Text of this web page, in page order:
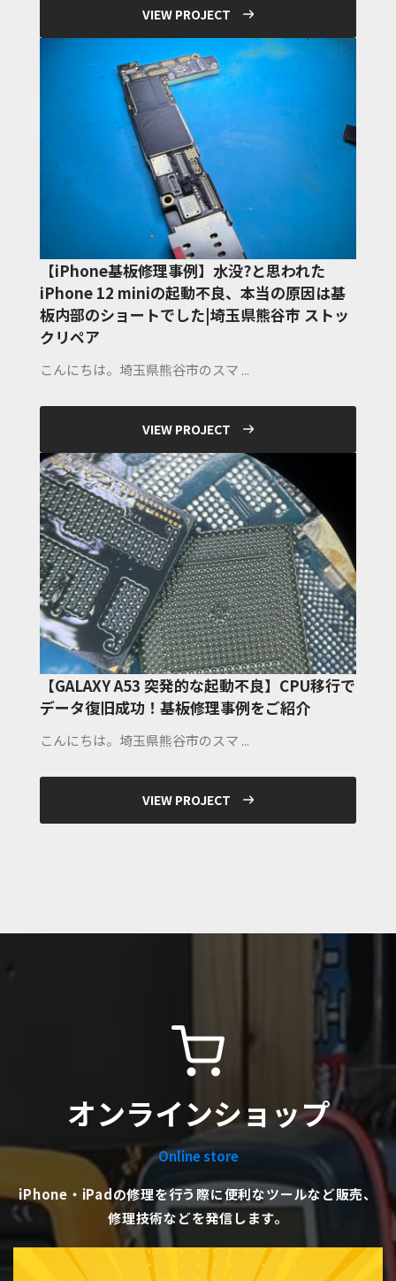
VIEW PROJECT
【iPhone基板修理事例】水没?と思われた
iPhone 12 miniの起動不良、本当の原因は基
板内部のショートでした|埼玉県熊谷市 ストッ
クリペア
こんにちは。埼玉県熊谷市のスマ ...
VIEW PROJECT
【GALAXY A53 突発的な起動不良】CPU移行で
データ復旧成功！基板修理事例をご紹介
こんにちは。埼玉県熊谷市のスマ ...
VIEW PROJECT
オンラインショップ
Online store
iPhone・iPadの修理を行う際に便利なツールなど販売、
修理技術などを発信します。